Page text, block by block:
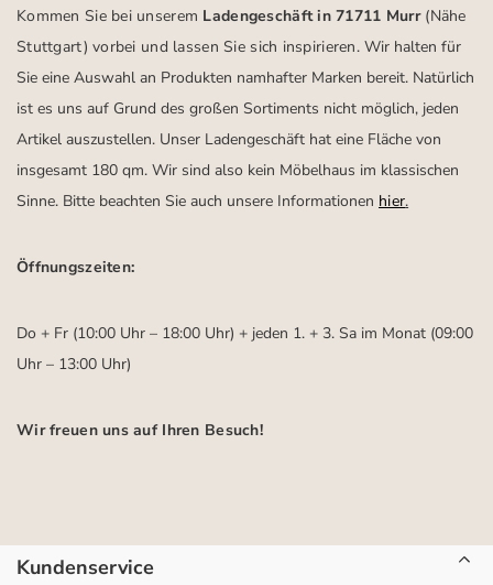
Kommen Sie bei unserem Ladengeschäft in 71711 Murr (Nähe
Stuttgart) vorbei und lassen Sie sich inspirieren.Wir halten für
Sie eine Auswahl an Produkten namhafter Marken bereit. Natürlich
ist es uns auf Grund des großen Sortiments nicht möglich, jeden
Artikel auszustellen. Unser Ladengeschäft hat eine Fläche von
insgesamt 180 qm. Wir sind also kein Möbelhaus im klassischen
Sinne. Bitte beachten Sie auch unsere Informationen hier.
Öffnungszeiten:
Do + Fr (10:00 Uhr – 18:00 Uhr) + jeden 1. + 3. Sa im Monat (09:00
Uhr – 13:00 Uhr)
Wir freuen uns auf Ihren Besuch!
Kundenservice